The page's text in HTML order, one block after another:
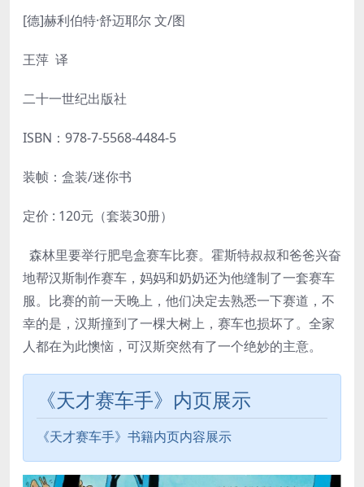
[德]赫利伯特·舒迈耶尔 文/图
王萍 译
二十一世纪出版社
ISBN： 978-7-5568-4484-5
装帧：盒装/迷你书
定价 : 120元（套装30册）
森林里要举行肥皂盒赛车比赛。霍斯特叔叔和爸爸兴奋
地帮汉斯制作赛车，妈妈和奶奶还为他缝制了一套赛车
服。比赛的前一天晚上，他们决定去熟悉一下赛道，不
幸的是，汉斯撞到了一棵大树上，赛车也损坏了。全家
人都在为此懊恼，可汉斯突然有了一个绝妙的主意。
《天才赛车手》内页展示
《天才赛车手》书籍内页内容展示